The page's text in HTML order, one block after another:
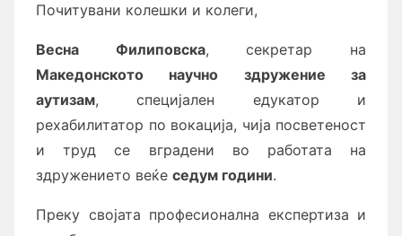
Почитувани колешки и колеги,
Весна Филиповска, секретар на
Македонското научно здружение за
аутизам, специјален едукатор и
рехабилитатор по вокација, чија посветеност
и труд се вградени во работата на
здружението веќе седум години.
Преку својата професионална експертиза и